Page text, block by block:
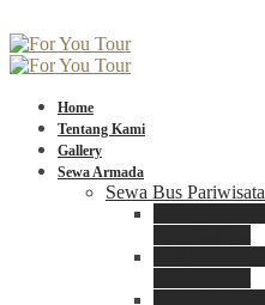
Home
Tentang Kami
Gallery
Sewa Armada
Sewa Bus Pariwisata